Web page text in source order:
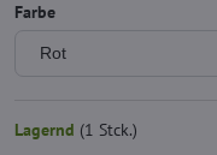
Farbe
Lagernd (1 Stck.)